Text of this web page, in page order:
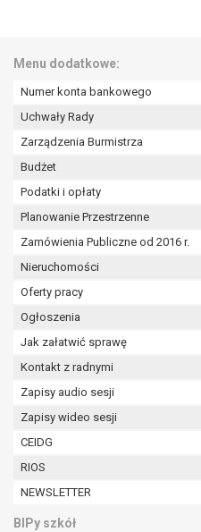
Menu dodatkowe:
Numer konta bankowego
Uchwały Rady
Zarządzenia Burmistrza
Budżet
Podatki i opłaty
Planowanie Przestrzenne
Zamówienia Publiczne od 2016 r.
Nieruchomości
Oferty pracy
Ogłoszenia
Jak załatwić sprawę
Kontakt z radnymi
Zapisy audio sesji
Zapisy wideo sesji
CEIDG
RIOS
NEWSLETTER
BIPy szkół